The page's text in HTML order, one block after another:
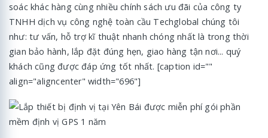
soác khác hàng cùng nhiều chính sách ưu đãi của công ty
TNHH dịch vụ công nghệ toàn cầu Techglobal chúng tôi
như: tư vấn, hỗ trợ kĩ thuật nhanh chóng nhất là trong thời
gian bảo hành, lắp đặt đúng hẹn, giao hàng tận nơi... quý
khách cũng được đáp ứng tốt nhất. [caption id=""
align="aligncenter" width="696"]